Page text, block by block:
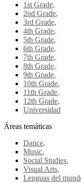
1st Grade,
2nd Grade,
3rd Grade,
4th Grade,
5th Grade,
6th Grade,
7th Grade,
8th Grade,
9th Grade,
10th Grade,
11th Grade,
12th Grade,
Universidad
Áreas temáticas
Dance,
Music,
Social Studies,
Visual Arts,
Lenguas del